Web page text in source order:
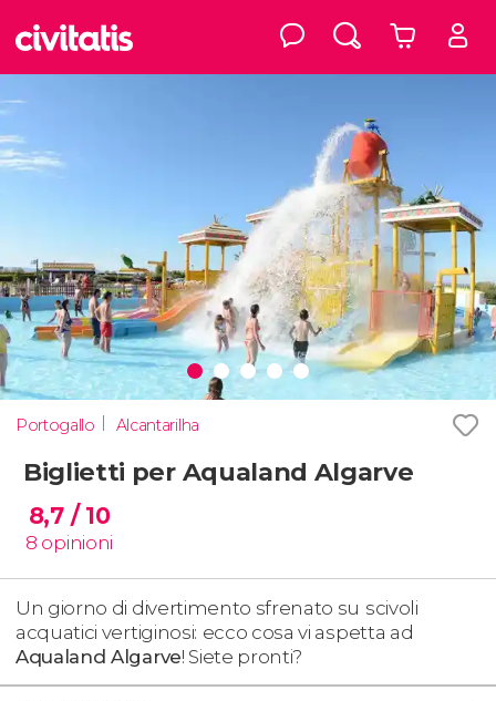
Portogallo Alcantarilha
Biglietti per Aqualand Algarve
8,7 / 10
8 opinioni
Un giorno di divertimento sfrenato su scivoli
acquatici vertiginosi: ecco cosa vi aspetta ad
Aqualand Algarve! Siete pronti?